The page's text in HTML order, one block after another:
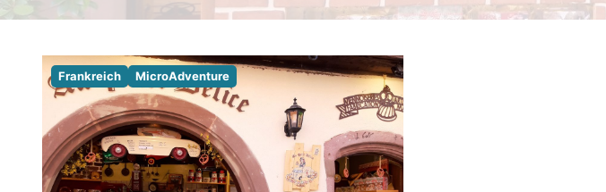
Frankreich MicroAdventure